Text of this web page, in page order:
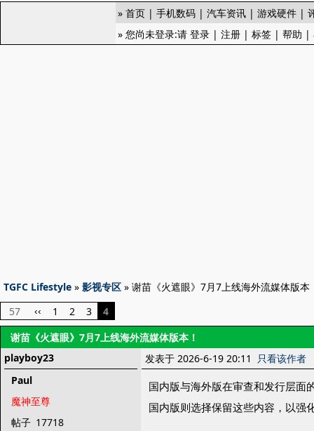
» 首页 | 手机数码 | 汽车资讯 | 游戏硬件 |
» 您尚未登录:请 登录 | 注册 | 标签 | 帮助 |
TGFC Lifestyle » 影视专区 » 谢苗《火遮眼》7月7上线海外流媒体版本
57
‹‹ 1 2 3
4
谢苗《火遮眼》7月7上线海外流媒体版本！
playboy23
Paul
魔神至尊
帖子 17718
发表于 2026-6-19 20:11 只看该作者
国内版与海外版在审查和发行层面
国内版则选择保留这些内容，以强